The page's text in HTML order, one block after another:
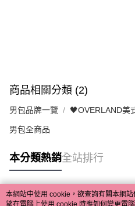
商品相關分類 (2)
男包品牌一覽 🖤OVERLAND美
男包全商品
本分類熱銷全站排行
熱門標籤
本網站中使用 cookie，欲查詢有關本網
望在電腦上使用 cookie 時應如何變更電